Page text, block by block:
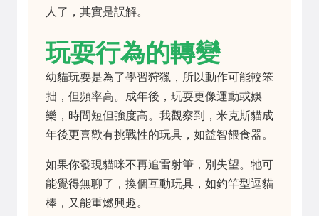
人了，其實是誤解。
玩耍行為的轉變
幼貓玩耍是為了學習狩獵，所以動作可能較笨
拙，但頻率高。成年後，玩耍更像運動或娛
樂，時間短但強度高。我觀察到，米克斯貓成
年後更喜歡有挑戰性的玩具，如益智餵食器。
如果你發現貓咪不再追雷射筆，別失望。牠可
能覺得無聊了，換個互動玩具，如釣竿型逗貓
棒，又能重燃興趣。